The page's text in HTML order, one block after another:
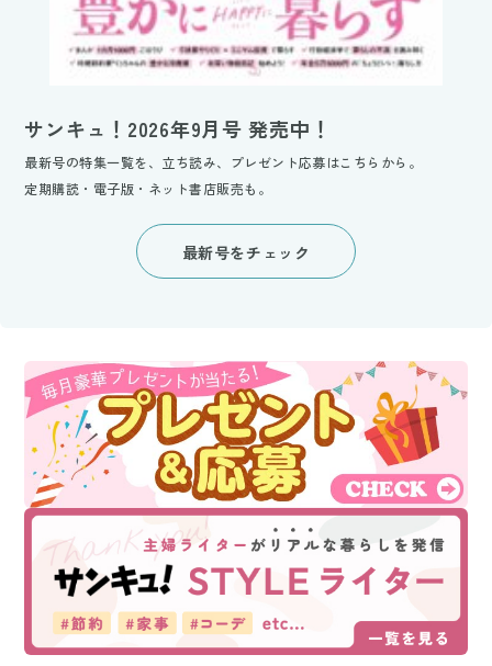
サンキュ！2026年9月号 発売中！
最新号の特集一覧を、立ち読み、プレゼント応募はこちらから。
定期購読・電子版・ネット書店販売も。
最新号をチェック